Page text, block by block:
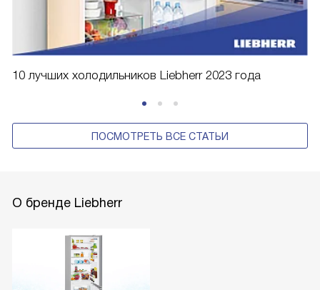
10 лучших холодильников Liebherr 2023 года
ПОСМОТРЕТЬ ВСЕ СТАТЬИ
О бренде Liebherr